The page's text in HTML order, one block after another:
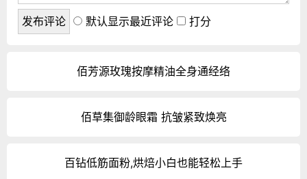
默认显示最近评论 打分
佰芳源玫瑰按摩精油全身通经络
佰草集御龄眼霜 抗皱紧致焕亮
百钻低筋面粉,烘焙小白也能轻松上手